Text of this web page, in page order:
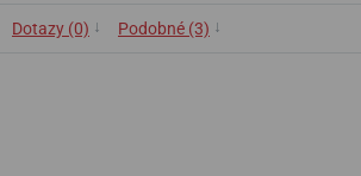
Dotazy (0) ↓ Podobné (3) ↓